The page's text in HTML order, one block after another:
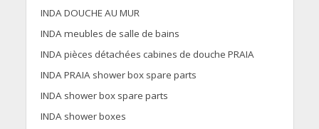
INDA DOUCHE AU MUR
INDA meubles de salle de bains
INDA pièces détachées cabines de douche PRAIA
INDA PRAIA shower box spare parts
INDA shower box spare parts
INDA shower boxes